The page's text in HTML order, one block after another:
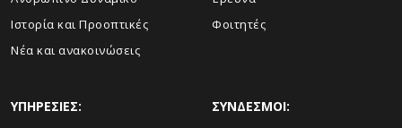
Ιστορία και Προοπτικές
Νέα και ανακοινώσεις
Φοιτητές
ΥΠΗΡΕΣΙΕΣ: ΣΥΝΔΕΣΜΟΙ: